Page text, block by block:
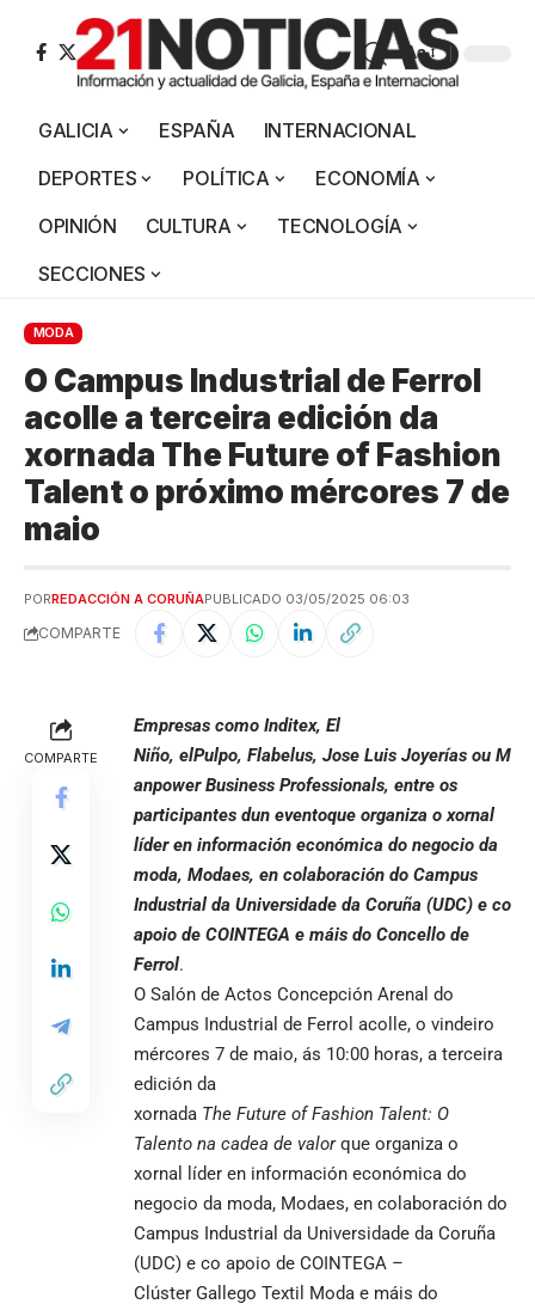
Aa
GALICIA ESPAÑA
INTERNACIONAL
DEPORTES
POLÍTICA
ECONOMÍA
OPINIÓN
CULTURA
TECNOLOGÍA
SECCIONES
MODA
O Campus Industrial de Ferrol
acolle a terceira edición da
xornada The Future of Fashion
Talent o próximo mércores 7 de
maio
PORREDACCIÓN A CORUÑAPUBLICADO 03/05/2025 06:03
COMPARTE
COMPARTE
Empresas como Inditex, El
Niño, elPulpo, Flabelus, Jose Luis Joyerías ou M
anpower Business Professionals, entre os
participantes dun eventoque organiza o xornal
líder en información económica do negocio da
moda, Modaes, en colaboración do Campus
Industrial da Universidade da Coruña (UDC) e co
apoio de COINTEGA e máis do Concello de
Ferrol.
O Salón de Actos Concepción Arenal do
Campus Industrial de Ferrol acolle, o vindeiro
mércores 7 de maio, ás 10:00 horas, a terceira
edición da
xornada The Future of Fashion Talent: O
Talento na cadea de valorque organiza o
xornal líder en información económica do
negocio da moda, Modaes, en colaboración do
Campus Industrial da Universidade da Coruña
(UDC) e co apoio de COINTEGA –
Clúster Gallego Textil Moda e máis do